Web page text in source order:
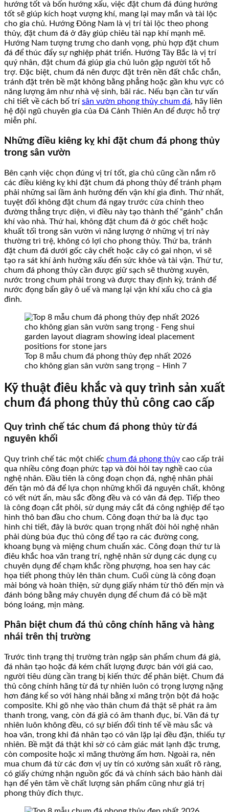
hướng tốt và bốn hướng xấu, việc đặt chum đá đúng hướng
tốt sẽ giúp kích hoạt vượng khí, mang lại may mắn và tài lộc
cho gia chủ. Hướng Đông Nam là vị trí tài lộc theo phong
thủy, đặt chum đá ở đây giúp chiêu tài nạp khí mạnh mẽ.
Hướng Nam tượng trưng cho danh vọng, phù hợp đặt chum
đá để thúc đẩy sự nghiệp phát triển. Hướng Tây Bắc là vị trí
quý nhân, đặt chum đá giúp gia chủ luôn gặp người tốt hỗ
trợ. Đặc biệt, chum đá nên được đặt trên nền đất chắc chắn,
tránh đặt trên bề mặt không bằng phẳng hoặc gần khu vực có
năng lượng âm như nhà vệ sinh, bãi rác. Nếu bạn cần tư vấn
chi tiết về cách bố trí sân vườn phong thủy chum đá, hãy liên
hệ đội ngũ chuyên gia của Đá Cảnh Thiên An để được hỗ trợ
miễn phí.
Những điều kiêng kỵ khi đặt chum đá phong thủy
trong sân vườn
Bên cạnh việc chọn đúng vị trí tốt, gia chủ cũng cần nắm rõ
các điều kiêng kỵ khi đặt chum đá phong thủy để tránh phạm
phải những sai lầm ảnh hưởng đến vận khí gia đình. Thứ nhất,
tuyệt đối không đặt chum đá ngay trước cửa chính theo
đường thẳng trực diện, vì điều này tạo thành thế “gánh” chắn
khí vào nhà. Thứ hai, không đặt chum đá ở góc chết hoặc
khuất tối trong sân vườn vì năng lượng ở những vị trí này
thường trì trệ, không có lợi cho phong thủy. Thứ ba, tránh
đặt chum đá dưới gốc cây chết hoặc cây có gai nhọn, vì sẽ
tạo ra sát khí ảnh hưởng xấu đến sức khỏe và tài vận. Thứ tư,
chum đá phong thủy cần được giữ sạch sẽ thường xuyên,
nước trong chum phải trong và được thay định kỳ, tránh để
nước đọng bẩn gây ô uế và mang lại vận khí xấu cho cả gia
đình.
Top 8 mẫu chum đá phong thủy đẹp nhất 2026
cho không gian sân vườn sang trọng – Hình 7
Kỹ thuật điêu khắc và quy trình sản xuất
chum đá phong thủy thủ công cao cấp
Quy trình chế tác chum đá phong thủy từ đá
nguyên khối
Quy trình chế tác một chiếc chum đá phong thủy cao cấp trải
qua nhiều công đoạn phức tạp và đòi hỏi tay nghề cao của
nghệ nhân. Đầu tiên là công đoạn chọn đá, nghệ nhân phải
đến tận mỏ đá để lựa chọn những khối đá nguyên chất, không
có vết nứt ẩn, màu sắc đồng đều và có vân đá đẹp. Tiếp theo
là công đoạn cắt phôi, sử dụng máy cắt đá công nghiệp để tạo
hình thô ban đầu cho chum. Công đoạn thứ ba là đục tạo
hình chi tiết, đây là bước quan trọng nhất đòi hỏi nghệ nhân
phải dùng búa đục thủ công để tạo ra các đường cong,
khoang bụng và miệng chum chuẩn xác. Công đoạn thứ tư là
điêu khắc hoa văn trang trí, nghệ nhân sử dụng các dụng cụ
chuyên dụng để chạm khắc rồng phượng, hoa sen hay các
họa tiết phong thủy lên thân chum. Cuối cùng là công đoạn
mài bóng và hoàn thiện, sử dụng giấy nhám từ thô đến mịn và
đánh bóng bằng máy chuyên dụng để chum đá có bề mặt
bóng loáng, mịn màng.
Phân biệt chum đá thủ công chính hãng và hàng
nhái trên thị trường
Trước tình trạng thị trường tràn ngập sản phẩm chum đá giả,
đá nhân tạo hoặc đá kém chất lượng được bán với giá cao,
người tiêu dùng cần trang bị kiến thức để phân biệt. Chum đá
thủ công chính hãng từ đá tự nhiên luôn có trọng lượng nặng
hơn đáng kể so với hàng nhái bằng xi măng trộn bột đá hoặc
composite. Khi gõ nhẹ vào thân chum đá thật sẽ phát ra âm
thanh trong, vang, còn đá giả có âm thanh đục, bí. Vân đá tự
nhiên luôn không đều, có sự biến đổi tinh tế về màu sắc và
hoa văn, trong khi đá nhân tạo có vân lặp lại đều đặn, thiếu tự
nhiên. Bề mặt đá thật khi sờ có cảm giác mát lạnh đặc trưng,
còn composite hoặc xi măng thường ấm hơn. Ngoài ra, nên
mua chum đá từ các đơn vị uy tín có xưởng sản xuất rõ ràng,
có giấy chứng nhận nguồn gốc đá và chính sách bảo hành dài
hạn để yên tâm về chất lượng sản phẩm cũng như giá trị
phong thủy đích thực.